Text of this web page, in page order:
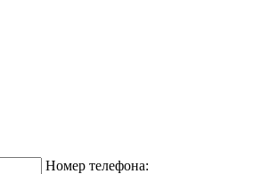
Номер телефона: